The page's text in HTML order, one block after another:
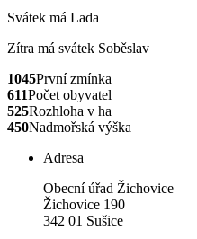
Svátek má Lada
Zítra má svátek Soběslav
1045První zmínka
611Počet obyvatel
525Rozhloha v ha
450Nadmořská výška
Adresa
Obecní úřad Žichovice
Žichovice 190
342 01 Sušice